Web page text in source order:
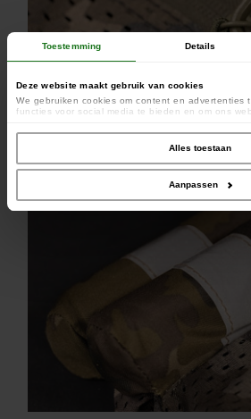
Toestemming Details
Deze website maakt gebruik van cookies
We gebruiken cookies om content en advertenties
functies voor social media te bieden en om ons
social media, adverteren en analyse. Deze
combineren met andere informatie die u aan ze
verzameld op basis van uw gebruik van hun
Alles toestaan
Aanpassen
Materialen van hoge kwaliteit